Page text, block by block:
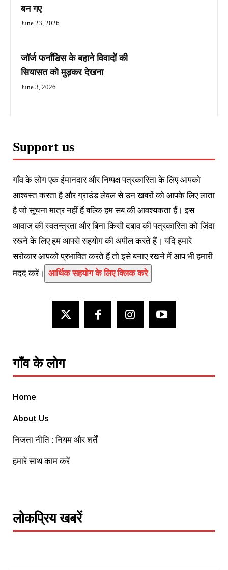
बन गए
June 23, 2026
जॉर्ज फर्नांडिस के बहाने विवादों की
सियासत को मुड़कर देखना
June 3, 2026
Support us
गाँव के लोग एक ईमानदार और निष्पक्ष पत्रकारिता के लिए आपको
आश्वस्त करता है और ग्राउंड लेवल से उन खबरों को आपके लिए लाता
है जो सूचना मात्र नहीं हैं बल्कि हम सब की आवश्यकता हैं। इस
आवाज की स्वतन्त्रता और बिना किसी दबाव की पत्रकारिता को जिंदा
रखने के लिए हम आपसे सहयोग की अपील करते हैं। यदि हमारे
सरोकार आपको प्रभावित करते हैं तो इसे बनाए रखने में आप भी हमारी
मदद करें। आर्थिक सहयोग के लिए क्लिक करे
गाँव के लोग
Home
About Us
निजता नीति : नियम और शर्तें
हमारे साथ काम करें
लोकप्रिय खबरें